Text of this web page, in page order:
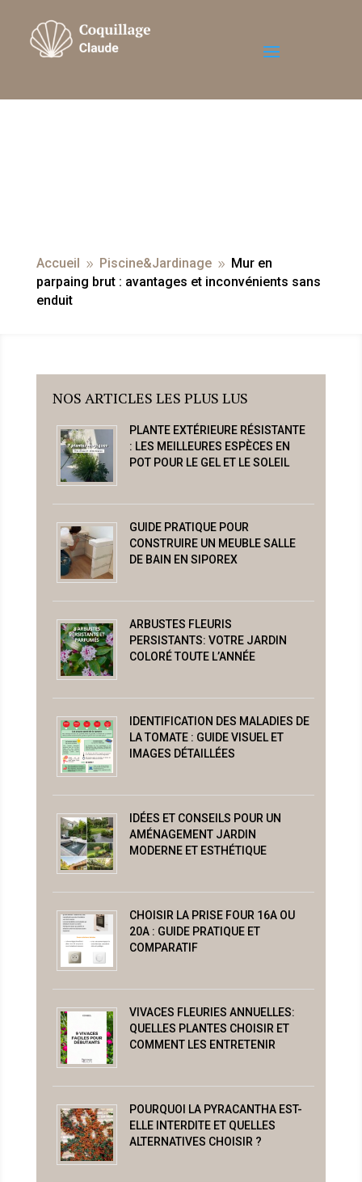
Accueil 9 Piscine&Jardinage 9
Mur en
parpaing brut : avantages et inconvénients sans
enduit
NOS ARTICLES LES PLUS LUS
PLANTE EXTÉRIEURE RÉSISTANTE
: LES MEILLEURES ESPÈCES EN
POT POUR LE GEL ET LE SOLEIL
GUIDE PRATIQUE POUR
CONSTRUIRE UN MEUBLE SALLE
DE BAIN EN SIPOREX
ARBUSTES FLEURIS
PERSISTANTS: VOTRE JARDIN
COLORÉ TOUTE L’ANNÉE
IDENTIFICATION DES MALADIES DE
LA TOMATE : GUIDE VISUEL ET
IMAGES DÉTAILLÉES
IDÉES ET CONSEILS POUR UN
AMÉNAGEMENT JARDIN
MODERNE ET ESTHÉTIQUE
CHOISIR LA PRISE FOUR 16A OU
20A : GUIDE PRATIQUE ET
COMPARATIF
VIVACES FLEURIES ANNUELLES:
QUELLES PLANTES CHOISIR ET
COMMENT LES ENTRETENIR
POURQUOI LA PYRACANTHA EST-
ELLE INTERDITE ET QUELLES
ALTERNATIVES CHOISIR ?